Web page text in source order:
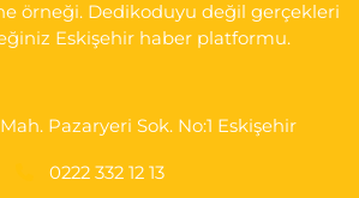
örneği. Dedikoduyu değil gerçekleri
Eskişehir haber platformu.
Pazaryeri Sok. No:1 Eskişehir
0222 332 12 13